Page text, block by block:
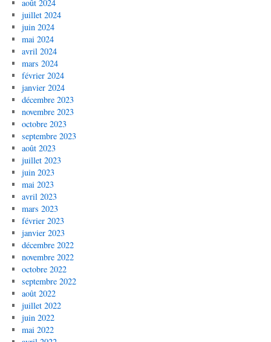
août 2024
juillet 2024
juin 2024
mai 2024
avril 2024
mars 2024
février 2024
janvier 2024
décembre 2023
novembre 2023
octobre 2023
septembre 2023
août 2023
juillet 2023
juin 2023
mai 2023
avril 2023
mars 2023
février 2023
janvier 2023
décembre 2022
novembre 2022
octobre 2022
septembre 2022
août 2022
juillet 2022
juin 2022
mai 2022